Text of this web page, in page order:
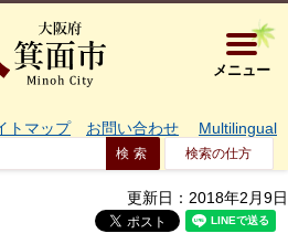
大阪府箕
メニュー
トマップ お問い合わせ Multilingual
検索の仕方
更新日：2018年2月9日